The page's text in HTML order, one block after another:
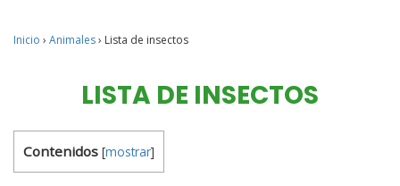
Inicio › Animales› Lista de insectos
LISTA DE INSECTOS
Contenidos [mostrar]